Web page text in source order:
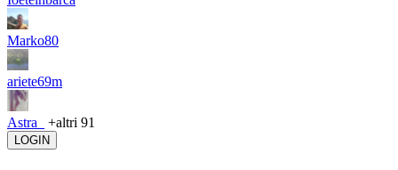
Marko80
ariete69m
Astra_ +altri 91
LOGIN